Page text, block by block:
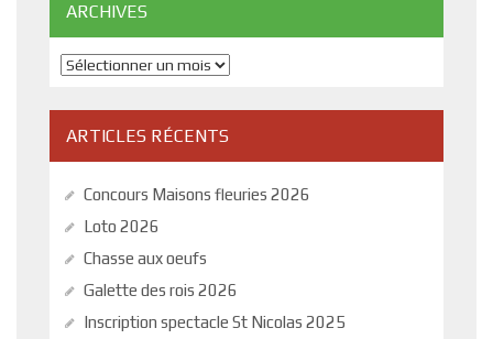
ARCHIVES
Archives
ARTICLES RÉCENTS
Concours Maisons fleuries 2026
Loto 2026
Chasse aux oeufs
Galette des rois 2026
Inscription spectacle St Nicolas 2025